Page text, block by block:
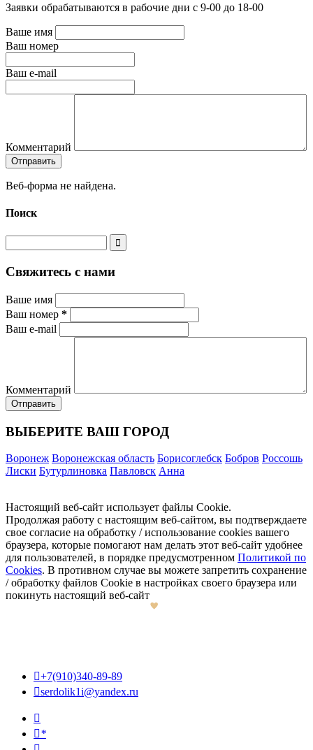
Заявки обрабатываются в рабочие дни с 9-00 до 18-00
Ваше имя
Ваш номер
Ваш e-mail
Комментарий
Веб-форма не найдена.
Поиск
Свяжитесь с нами
Ваше имя
Ваш номер *
Ваш e-mail
Комментарий
ВЫБЕРИТЕ ВАШ ГОРОД
Воронеж Воронежская область Борисоглебск Бобров Россошь
Лиски Бутурлиновка Павловск Анна
Настоящий веб-сайт использует файлы Cookie.
Продолжая работу с настоящим веб-сайтом, вы подтверждаете
свое согласие на обработку / использование cookies вашего
браузера, которые помогают нам делать этот веб-сайт удобнее
для пользователей, в порядке предусмотренном Политикой по
Cookies. В противном случае вы можете запретить сохранение
/ обработку файлов Cookie в настройках своего браузера или
покинуть настоящий веб-сайт
+7(910)340-89-89
serdolik1i@yandex.ru

*